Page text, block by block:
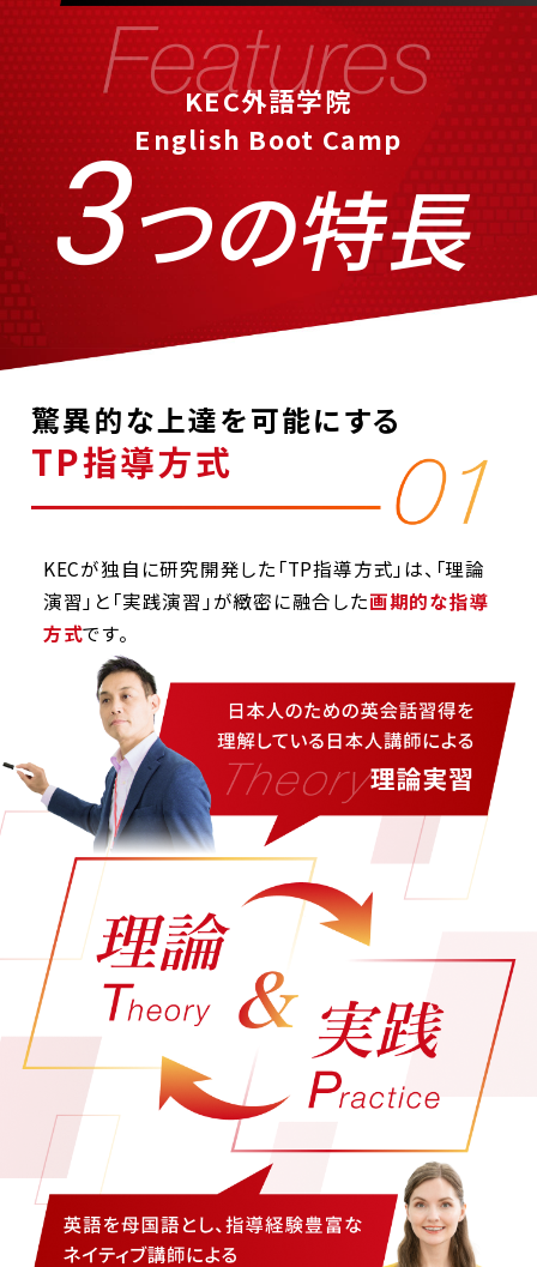
KEC外語学院
English Boot Camp
3つの特長
驚異的な上達を可能にする
TP指導方式
KECが独自に研究開発した「TP指導方式」は、「理論
演習」と「実践演習」が緻密に融合した画期的な指導
方式です。